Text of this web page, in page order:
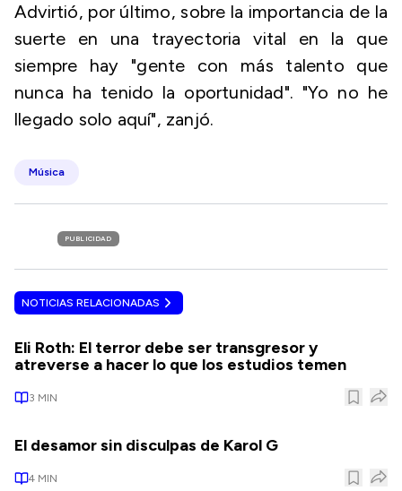
Advirtió, por último, sobre la importancia de la
suerte en una trayectoria vital en la que
siempre hay "gente con más talento que
nunca ha tenido la oportunidad". "Yo no he
llegado solo aquí", zanjó.
Música
PUBLICIDAD
NOTICIAS RELACIONADAS
Eli Roth: El terror debe ser transgresor y
atreverse a hacer lo que los estudios temen
3 MIN
El desamor sin disculpas de Karol G
4 MIN